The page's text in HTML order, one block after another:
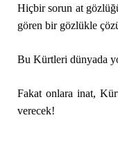
Hiçbir sorun at
gören bir gözlükle
Bu Kürtleri dünyada
Fakat onlara inat,
verecek!